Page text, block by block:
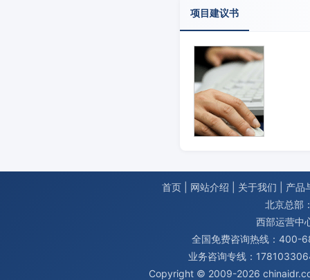
项目建议书
首页 网站介绍 关于我们
产品
北京总部
西部运营中
全国免费咨询热线：400-
业务咨询专线：
Copyright © 2009-2026